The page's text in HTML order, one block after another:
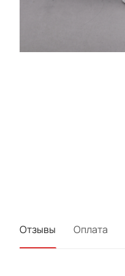
Отзывы Оплата